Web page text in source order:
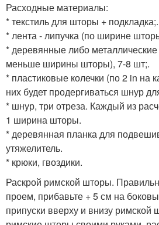
Расходные материалы:
* текстиль для шторы + подкладка;.
* лента - липучка (по ширине
* деревянные либо
меньше ширины шторы), 7-8 шт;.
* пластиковые колечки (по 2 in на
них будет продергиваться шнур
* шнур, три отреза. Каждый из
1 ширина шторы.
* деревянная планка для
утяжелитель.
* крюки, гвоздики.
Раскрой римской шторы.
проем, прибавьте + 5 см на
припуски вверху и внизу